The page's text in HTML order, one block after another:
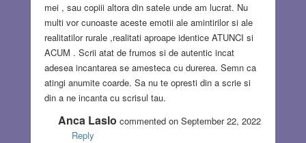
mei , sau copiii altora din satele unde am lucrat. Nu
multi vor cunoaste aceste emotii ale amintirilor si ale
realitatilor rurale ,realitati aproape identice ATUNCI si
ACUM . Scrii atat de frumos si de autentic incat
adesea incantarea se amesteca cu durerea. Semn ca
atingi anumite coarde. Sa nu te opresti din a scrie si
din a ne incanta cu scrisul tau.
Anca Laslo commented on September 22, 2022
Reply